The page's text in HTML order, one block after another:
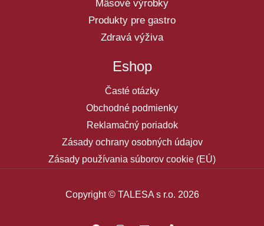
Mäsové výrobky
Produkty pre gastro
Zdravá výživa
Eshop
Časté otázky
Obchodné podmienky
Reklamačný poriadok
Zásady ochrany osobných údajov
Zásady používania súborov cookie (EÚ)
Copyright © TALESA s r.o. 2026